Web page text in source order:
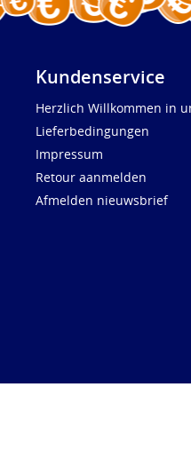
Kundenservice
Herzlich Willkommen in
Lieferbedingungen
Impressum
Retour aanmelden
Afmelden nieuwsbrief